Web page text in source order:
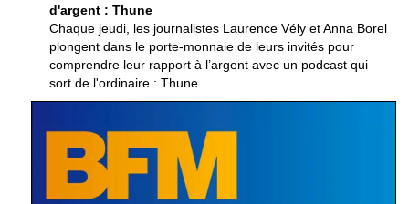
d'argent : Thune
Chaque jeudi, les journalistes Laurence Vély et Anna Borel
plongent dans le porte-monnaie de leurs invités pour
comprendre leur rapport à l’argent avec un podcast qui
sort de l'ordinaire : Thune.